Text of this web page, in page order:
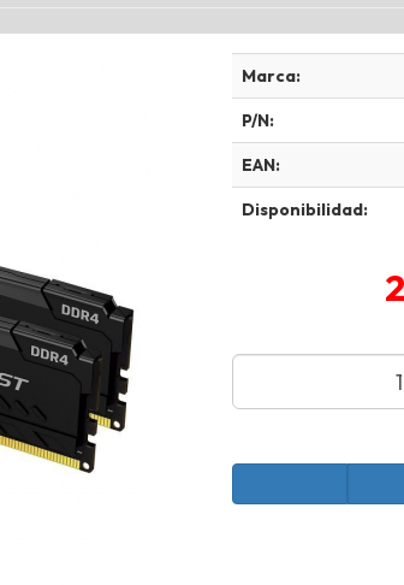
Marca:
P/N:
EAN:
Disponibilidad: